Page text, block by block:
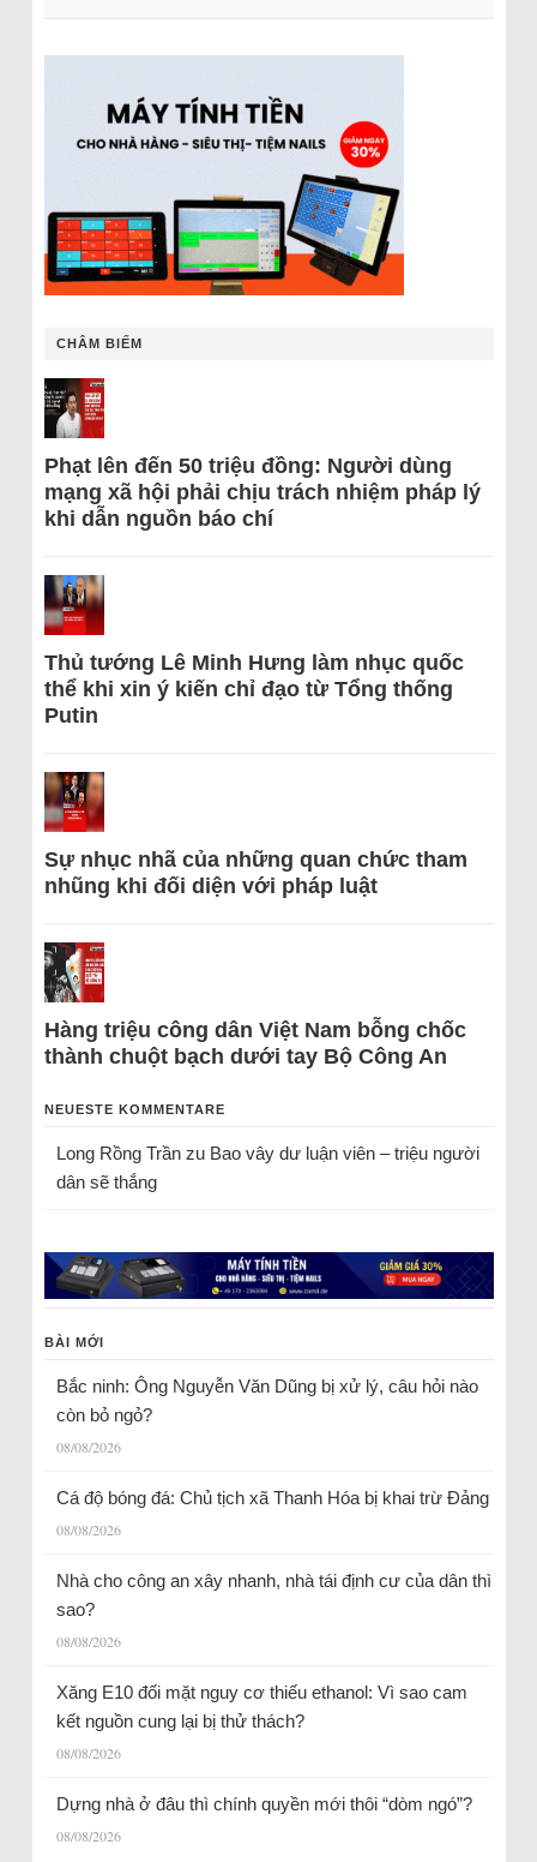
CHÂM BIẾM
Phạt lên đến 50 triệu đồng: Người dùng
mạng xã hội phải chịu trách nhiệm pháp lý
khi dẫn nguồn báo chí
Thủ tướng Lê Minh Hưng làm nhục quốc
thể khi xin ý kiến chỉ đạo từ Tổng thống
Putin
Sự nhục nhã của những quan chức tham
nhũng khi đối diện với pháp luật
Hàng triệu công dân Việt Nam bỗng chốc
thành chuột bạch dưới tay Bộ Công An
NEUESTE KOMMENTARE
Long Rồng Trầnzu Bao vây dư luận viên – triệu người
dân sẽ thắng
BÀI MỚI
Bắc ninh: Ông Nguyễn Văn Dũng bị xử lý, câu hỏi nào
còn bỏ ngỏ?
08/08/2026
Cá độ bóng đá: Chủ tịch xã Thanh Hóa bị khai trừ Đảng
08/08/2026
Nhà cho công an xây nhanh, nhà tái định cư của dân thì
sao?
08/08/2026
Xăng E10 đối mặt nguy cơ thiếu ethanol: Vì sao cam
kết nguồn cung lại bị thử thách?
08/08/2026
Dựng nhà ở đâu thì chính quyền mới thôi “dòm ngó”?
08/08/2026